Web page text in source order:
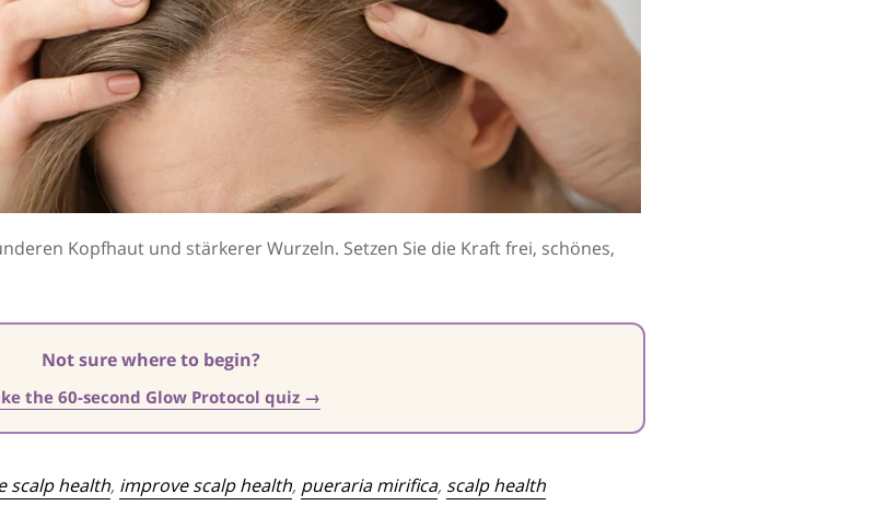
Kopfhaut und stärkerer Wurzeln. Setzen Sie die Kraft frei, schönes,
Not sure where to begin?
the 60-second Glow Protocol quiz →
scalp health, improve scalp health, pueraria mirifica, scalp health